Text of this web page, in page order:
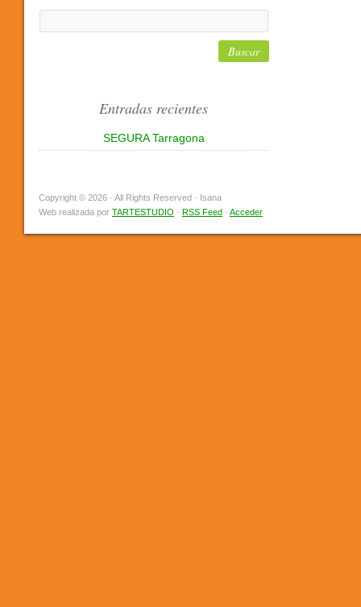
Entradas recientes
SEGURA Tarragona
Copyright © 2026 · All Rights Reserved · Isana
Web realizada por TARTESTUDIO · RSS Feed · Acceder